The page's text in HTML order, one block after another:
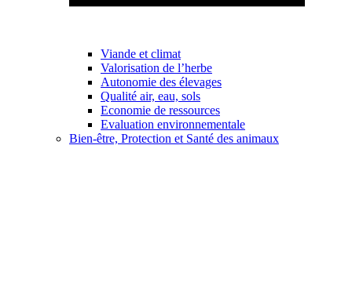
Viande et climat
Valorisation de l’herbe
Autonomie des élevages
Qualité air, eau, sols
Economie de ressources
Evaluation environnementale
Bien-être, Protection et Santé des animaux